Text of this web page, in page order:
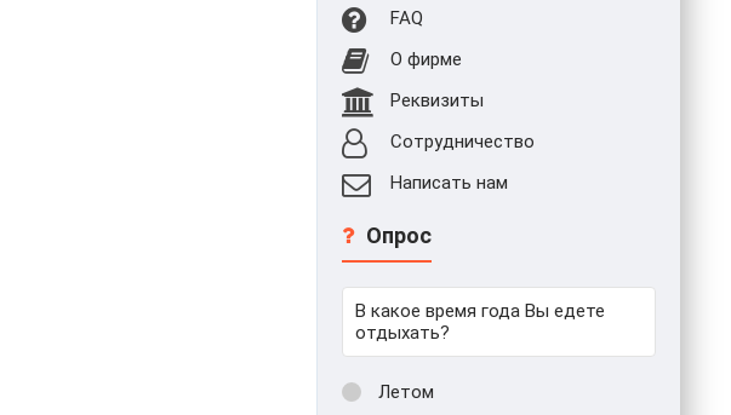
FAQ
О фирме
Реквизиты
Сотрудничество
Написать нам
Опрос
В какое время года Вы едете
отдыхать?
Летом